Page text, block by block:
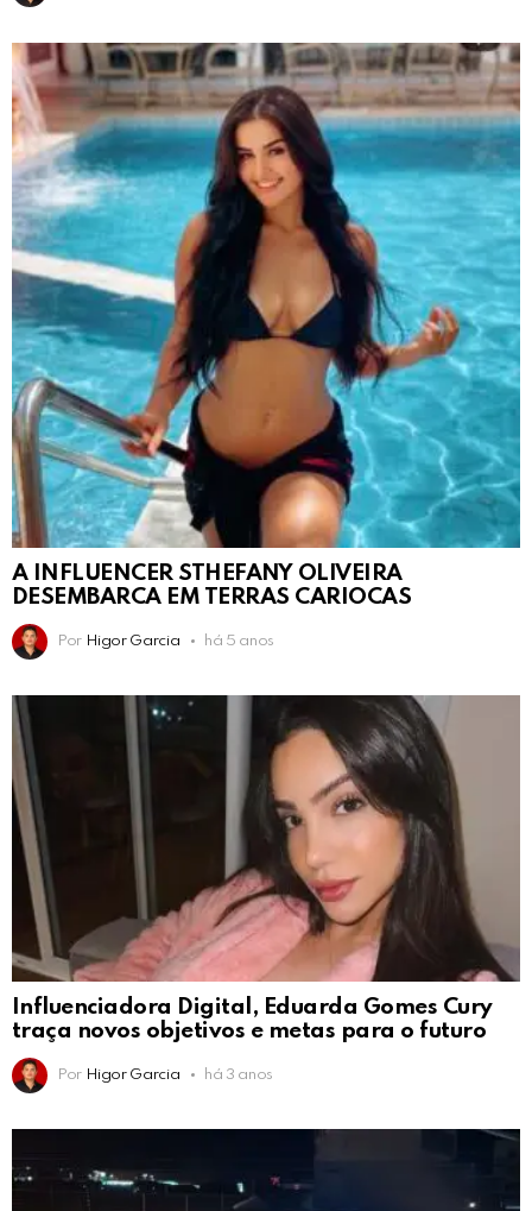
A INFLUENCER STHEFANY OLIVEIRA
DESEMBARCA EM TERRAS CARIOCAS
Por Higor Garcia há 5 anos
Influenciadora Digital, Eduarda Gomes Cury
traça novos objetivos e metas para o futuro
Por Higor Garcia há 3 anos